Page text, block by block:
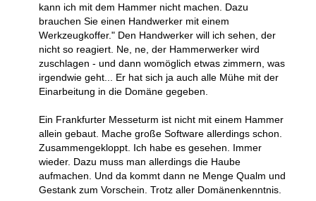
kann ich mit dem Hammer nicht machen. Dazu
brauchen Sie einen Handwerker mit einem
Werkzeugkoffer." Den Handwerker will ich sehen, der
nicht so reagiert. Ne, ne, der Hammerwerker wird
zuschlagen - und dann womöglich etwas zimmern, was
irgendwie geht... Er hat sich ja auch alle Mühe mit der
Einarbeitung in die Domäne gegeben.
Ein Frankfurter Messeturm ist nicht mit einem Hammer
allein gebaut. Mache große Software allerdings schon.
Zusammengekloppt. Ich habe es gesehen. Immer
wieder. Dazu muss man allerdings die Haube
aufmachen. Und da kommt dann ne Menge Qualm und
Gestank zum Vorschein. Trotz aller Domänenkenntnis.